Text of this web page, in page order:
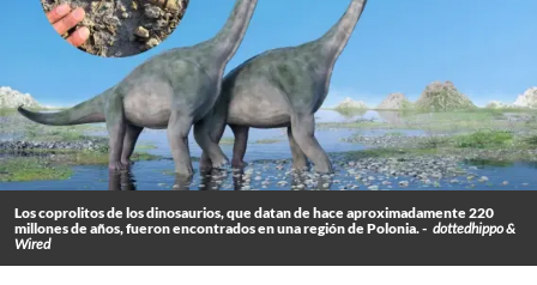
Los coprolitos de los dinosaurios, que datan de hace aproximadamente 220
millones de años, fueron encontrados en una región de Polonia. - dottedhippo &
Wired